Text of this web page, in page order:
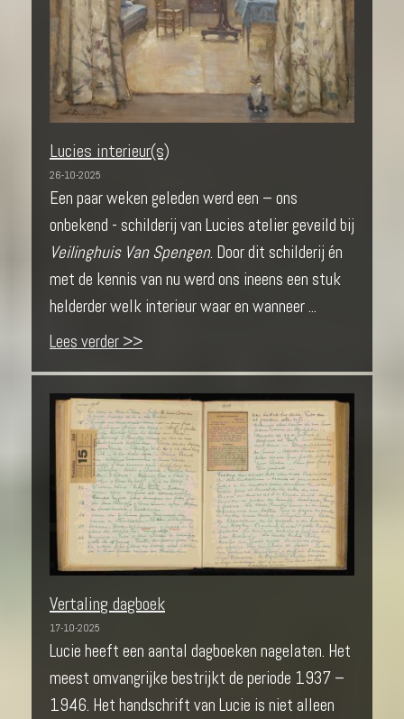
Lucies interieur(s)
26-10-2025
Een paar weken geleden werd een – ons
onbekend - schilderij van Lucies atelier geveild bij
Veilinghuis Van Spengen. Door dit schilderij én
met de kennis van nu werd ons ineens een stuk
helderder welk interieur waar en wanneer ...
Lees verder >>
Vertaling dagboek
17-10-2025
Lucie heeft een aantal dagboeken nagelaten. Het
meest omvangrijke bestrijkt de periode 1937 –
1946. Het handschrift van Lucie is niet alleen